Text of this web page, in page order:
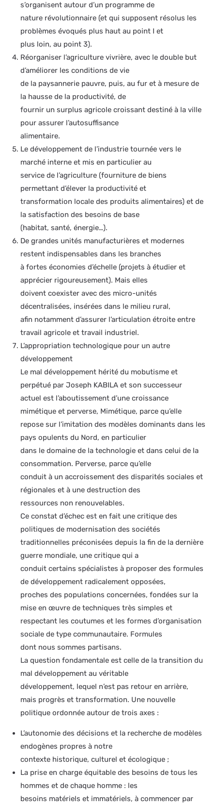
s’organisent autour d’un programme de
nature révolutionnaire (et qui supposent résolus les
problèmes évoqués plus haut au point I et
plus loin, au point 3).
Réorganiser l’agriculture vivrière, avec le double but
d’améliorer les conditions de vie
de la paysannerie pauvre, puis, au fur et à mesure de
la hausse de la productivité, de
fournir un surplus agricole croissant destiné à la ville
pour assurer l’autosuffisance
alimentaire.
Le développement de l’industrie tournée vers le
marché interne et mis en particulier au
service de l’agriculture (fourniture de biens
permettant d’élever la productivité et
transformation locale des produits alimentaires) et de
la satisfaction des besoins de base
(habitat, santé, énergie…).
De grandes unités manufacturières et modernes
restent indispensables dans les branches
à fortes économies d’échelle (projets à étudier et
apprécier rigoureusement). Mais elles
doivent coexister avec des micro-unités
décentralisées, insérées dans le milieu rural,
afin notamment d’assurer l’articulation étroite entre
travail agricole et travail industriel.
L’appropriation technologique pour un autre
développement
Le mal développement hérité du mobutisme et
perpétué par Joseph KABILA et son successeur
actuel est l’aboutissement d’une croissance
mimétique et perverse, Mimétique, parce qu’elle
repose sur l’imitation des modèles dominants dans les
pays opulents du Nord, en particulier
dans le domaine de la technologie et dans celui de la
consommation. Perverse, parce qu’elle
conduit à un accroissement des disparités sociales et
régionales et à une destruction des
ressources non renouvelables.
Ce constat d’échec est en fait une critique des
politiques de modernisation des sociétés
traditionnelles préconisées depuis la fin de la dernière
guerre mondiale, une critique qui a
conduit certains spécialistes à proposer des formules
de développement radicalement opposées,
proches des populations concernées, fondées sur la
mise en œuvre de techniques très simples et
respectant les coutumes et les formes d’organisation
sociale de type communautaire. Formules
dont nous sommes partisans.
La question fondamentale est celle de la transition du
mal développement au véritable
développement, lequel n’est pas retour en arrière,
mais progrès et transformation. Une nouvelle
politique ordonnée autour de trois axes :
L’autonomie des décisions et la recherche de modèles
endogènes propres à notre
contexte historique, culturel et écologique ;
La prise en charge équitable des besoins de tous les
hommes et de chaque homme : les
besoins matériels et immatériels, à commencer par